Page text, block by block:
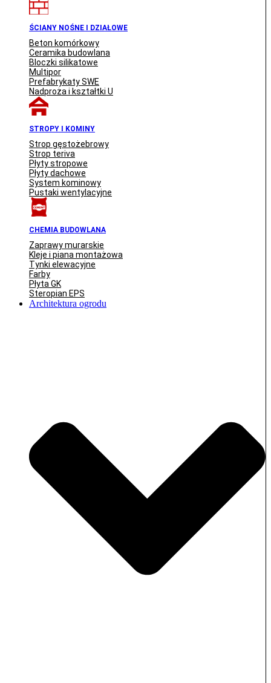
ŚCIANY NOŚNE I DZIAŁOWE
Beton komórkowy
Ceramika budowlana
Bloczki silikatowe
Multipor
Prefabrykaty SWE
Nadproża i kształtki U
STROPY I KOMINY
Strop gęstożebrowy
Strop teriva
Płyty stropowe
Płyty dachowe
System kominowy
Pustaki wentylacyjne
CHEMIA BUDOWLANA
Zaprawy murarskie
Kleje i piana montażowa
Tynki elewacyjne
Farby
Płyta GK
Steropian EPS
Architektura ogrodu